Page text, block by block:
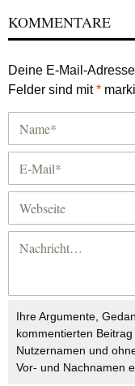
KOMMENTARE
Deine E-Mail-
Felder sind mit*
Ihre Argumente,
kommentierten
Nutzernamen und
Vor- und Nachnamen